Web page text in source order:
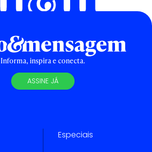
Informa, inspira e conecta.
ASSINE JÁ
Especiais